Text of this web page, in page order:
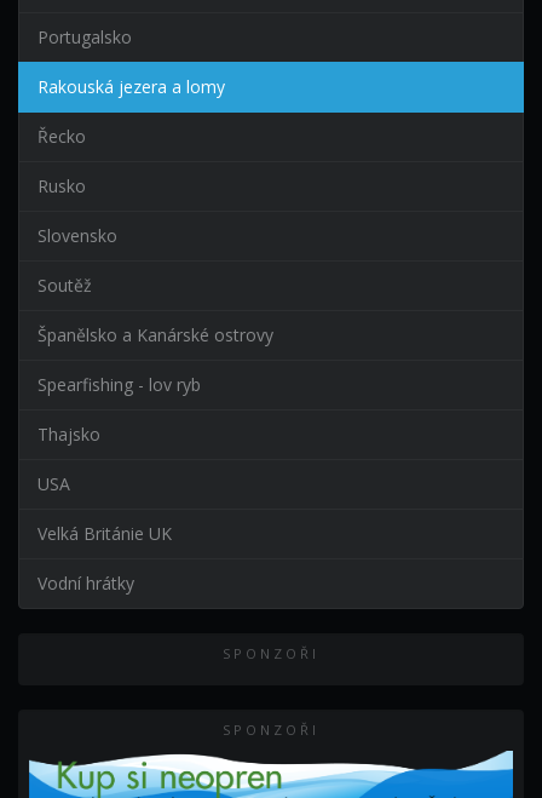
Portugalsko
Rakouská jezera a lomy
Řecko
Rusko
Slovensko
Soutěž
Španělsko a Kanárské ostrovy
Spearfishing - lov ryb
Thajsko
USA
Velká Británie UK
Vodní hrátky
SPONZOŘI
SPONZOŘI